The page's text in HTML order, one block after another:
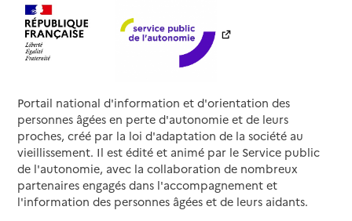
Portail national d'information et d'orientation des
personnes âgées en perte d'autonomie et de leurs
proches, créé par la loi d'adaptation de la société au
vieillissement. Il est édité et animé par le Service public
de l'autonomie, avec la collaboration de nombreux
partenaires engagés dans l'accompagnement et
l'information des personnes âgées et de leurs aidants.